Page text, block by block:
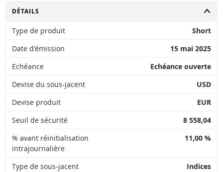
CHANGER
DÉTAILS
Type de produit
Short
Date d'émission
15 mai 2025
Echéance
Echéance ouverte
Devise du sous-jacent
USD
Devise produit
EUR
Seuil de sécurité
8 558,04
% avant réinitialisation
intrajournalière
11,00 %
Type de sous-jacent
Indices